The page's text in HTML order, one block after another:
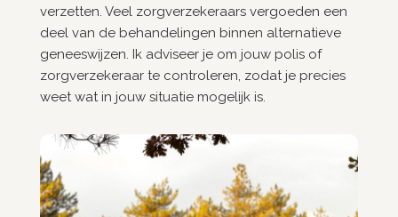
verzetten. Veel zorgverzekeraars vergoeden een
deel van de behandelingen binnen alternatieve
geneeswijzen. Ik adviseer je om jouw polis of
zorgverzekeraar te controleren, zodat je precies
weet wat in jouw situatie mogelijk is.